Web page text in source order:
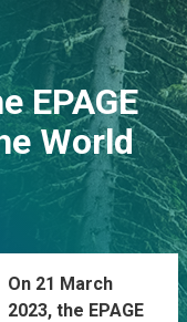
EPAGE
World
On 21 March
2023, the EPAGE